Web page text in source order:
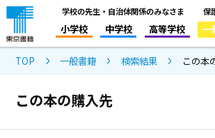
学校の先生・自治体関係のみなさま
小学校 中学校 高等学校
保
一
TOP 一般書籍 検索結果 この本
この本の購入先